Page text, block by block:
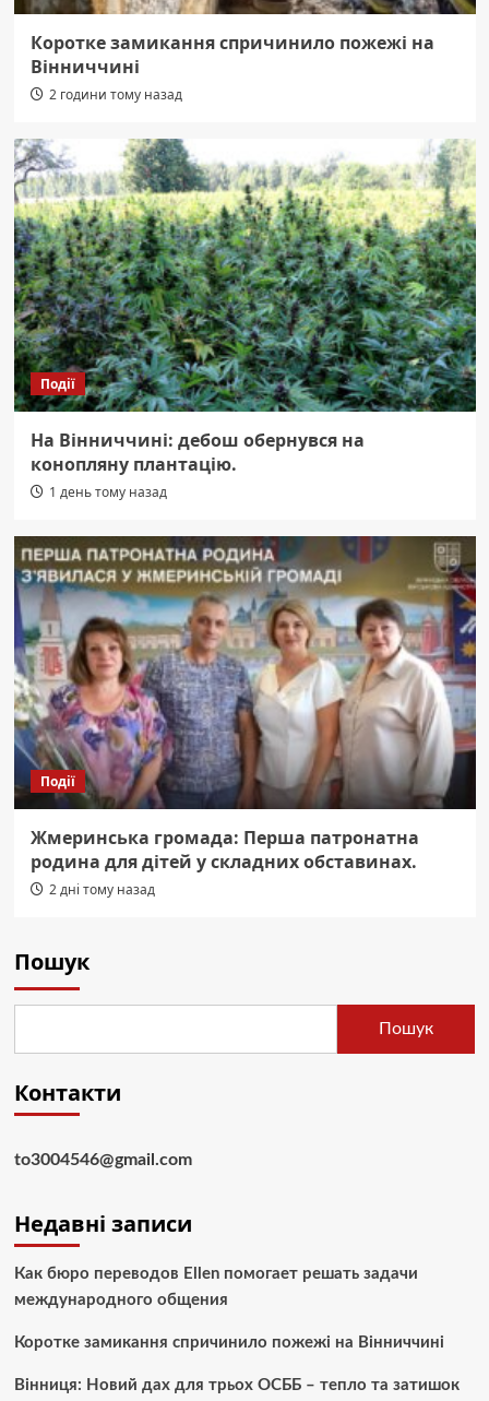
Коротке замикання спричинило пожежі на
Вінниччині
2 години тому назад
Події
На Вінниччині: дебош обернувся на
конопляну плантацію.
1 день тому назад
Події
Жмеринська громада: Перша патронатна
родина для дітей у складних обставинах.
2 дні тому назад
Пошук
Пошук
Контакти
to3004546@gmail.com
Недавні записи
Как бюро переводов Ellen помогает решать задачи
международного общения
Коротке замикання спричинило пожежі на Вінниччині
Вінниця: Новий дах для трьох ОСББ – тепло та затишок